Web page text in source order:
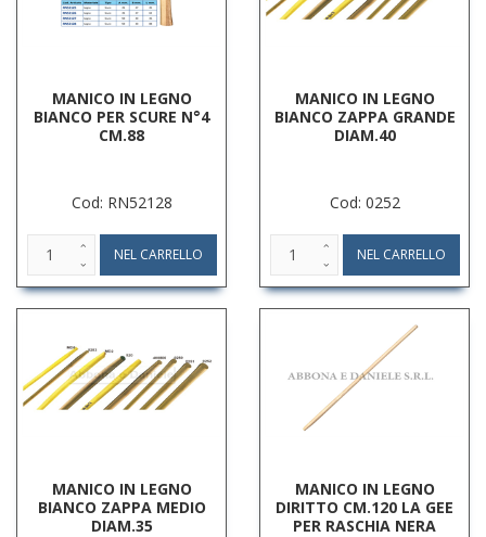
MANICO IN LEGNO
BIANCO PER SCURE N°4
CM.88
Cod: RN52128
MANICO IN LEGNO
BIANCO ZAPPA GRANDE
DIAM.40
Cod: 0252
MANICO IN LEGNO
BIANCO ZAPPA MEDIO
DIAM.35
MANICO IN LEGNO
DIRITTO CM.120 LA GEE
PER RASCHIA NERA